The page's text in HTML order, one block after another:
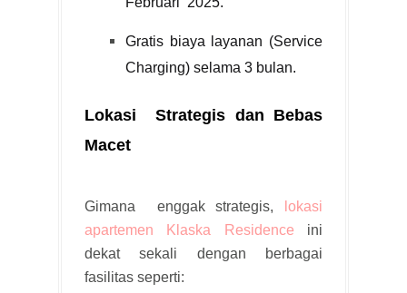
Gratis biaya layanan (Service
Charging) selama 3 bulan.
Lokasi Strategis dan Bebas
Macet
Gimana enggak strategis,
lokasi
apartemen Klaska Residence ini
dekat sekali dengan berbagai
fasilitas seperti: